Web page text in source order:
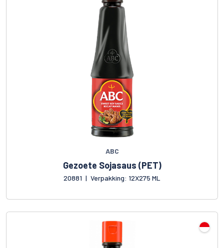
ABC
Gezoete Sojasaus (PET)
20881 | Verpakking: 12X275 ML